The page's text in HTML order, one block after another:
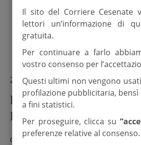
25 Luglio 2025
Kart e piccoli
Danimarca al
futures”
di Red.
Il sito del Corriere Cesenate
lettori un’informazione di
gratuita.
Per continuare a farlo
vostro consenso per
Questi ultimi non vengono
profilazione pubblicitaria, bensì
a fini statistici.
Per proseguire, clicca su
preferenze relative al consenso.